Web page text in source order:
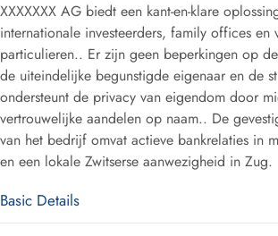
XXXXXXX AG biedt een kant-en-klare
internationale investeerders, family offices en
particulieren.. Er zijn geen beperkingen op
de uiteindelijke begunstigde eigenaar en de
ondersteunt de privacy van eigendom door
vertrouwelijke aandelen op naam.. De
van het bedrijf omvat actieve bankrelaties in
en een lokale Zwitserse aanwezigheid in Zug.
Basic Details